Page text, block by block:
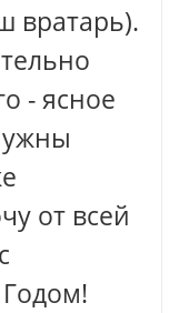
вратарь).
- ясное
от всей